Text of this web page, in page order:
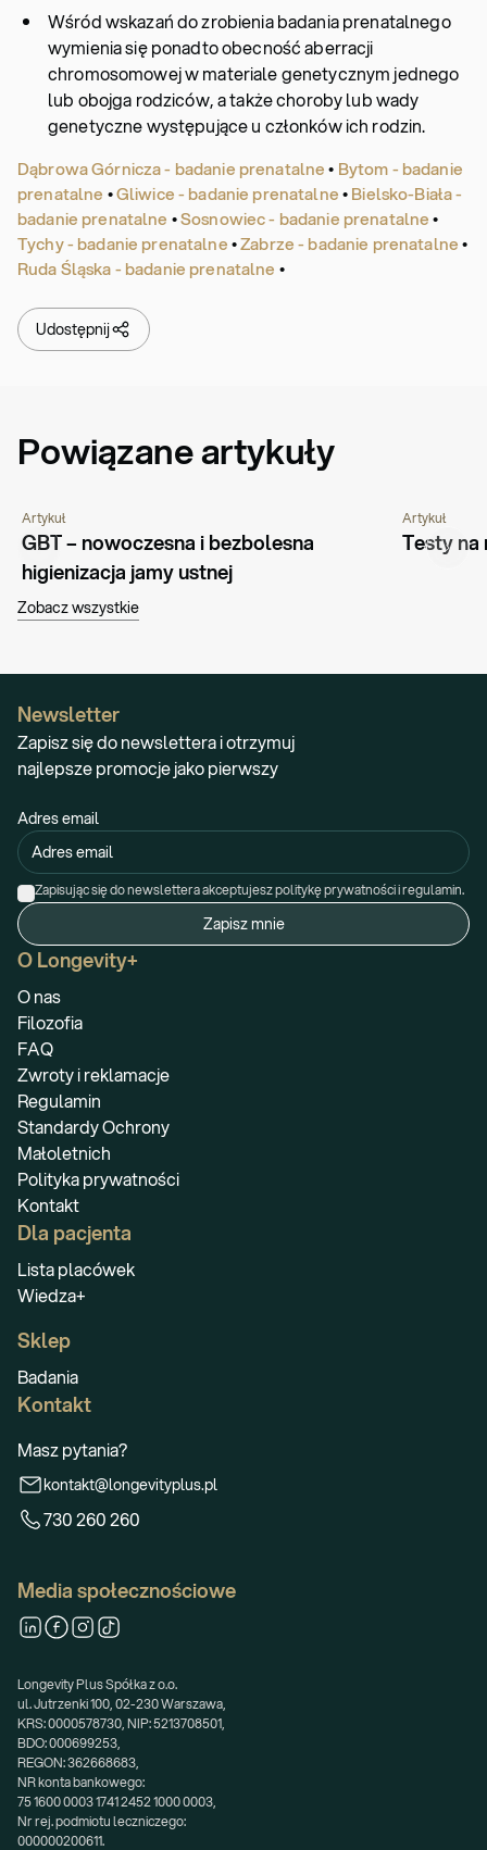
Wśród wskazań do zrobienia badania prenatalnego
wymienia się ponadto obecność aberracji
chromosomowej w materiale genetycznym jednego
lub obojga rodziców, a także choroby lub wady
genetyczne występujące u członków ich rodzin.
Dąbrowa Górnicza - badanie prenatalne• Bytom - badanie
prenatalne •Gliwice - badanie prenatalne•Bielsko-Biała -
badanie prenatalne •Sosnowiec - badanie prenatalne•
Tychy - badanie prenatalne•Zabrze - badanie prenatalne•
Ruda Śląska - badanie prenatalne •
Udostępnij
Powiązane artykuły
PORADNIK
Artykuł
GBT – nowoczesna i bezbolesna
higienizacja jamy ustnej
Artykuł
Testy
Zobacz wszystkie
O Longevity+
O nas
Filozofia
FAQ
Zwroty i reklamacje
Regulamin
Standardy Ochrony
Małoletnich
Polityka prywatności
Kontakt
Dla pacjenta
Lista placówek
Wiedza+
Sklep
Badania
Kontakt
Masz pytania?
kontakt@longevityplus.pl
730 260 260
Media społecznościowe
Longevity Plus Spółka z o.o.
ul. Jutrzenki 100, 02-230 Warszawa,
KRS: 0000578730, NIP: 5213708501,
BDO: 000699253,
REGON: 362668683,
NR konta bankowego:
75 1600 0003 1741 2452 1000 0003,
Nr rej. podmiotu leczniczego:
000000200611.
Newsletter
Zapisz się do newslettera i otrzymuj
najlepsze promocje jako pierwszy
Adres email
Zapisując się do newslettera akceptujesz politykę prywatności i regulamin.
Zapisz mnie